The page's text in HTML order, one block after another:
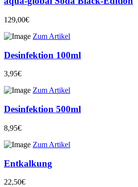
129,00€
Zum Artikel
Desinfektion 100ml
3,95€
Zum Artikel
Desinfektion 500ml
8,95€
Zum Artikel
Entkalkung
22,50€